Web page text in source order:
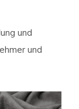
und
und